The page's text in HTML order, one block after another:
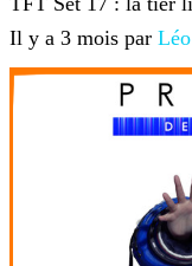
Il y a 3 mois par